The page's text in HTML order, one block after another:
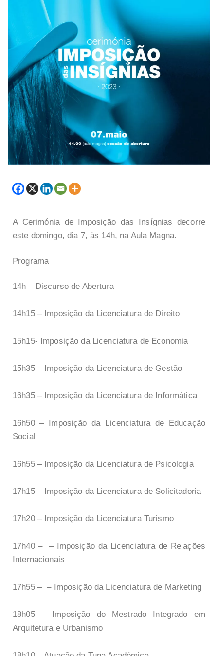
A Cerimónia de Imposição das Insígnias decorre
este domingo, dia 7, às 14h, na Aula Magna.
Programa
14h – Discurso de Abertura
14h15 – Imposição da Licenciatura de Direito
15h15- Imposição da Licenciatura de Economia
15h35 – Imposição da Licenciatura de Gestão
16h35 – Imposição da Licenciatura de Informática
16h50 – Imposição da Licenciatura de Educação
Social
16h55 – Imposição da Licenciatura de Psicologia
17h15 – Imposição da Licenciatura de Solicitadoria
17h20 – Imposição da Licenciatura Turismo
17h40 – – Imposição da Licenciatura de Relações
Internacionais
17h55 – – Imposição da Licenciatura de Marketing
18h05 – Imposição do Mestrado Integrado em
Arquitetura e Urbanismo